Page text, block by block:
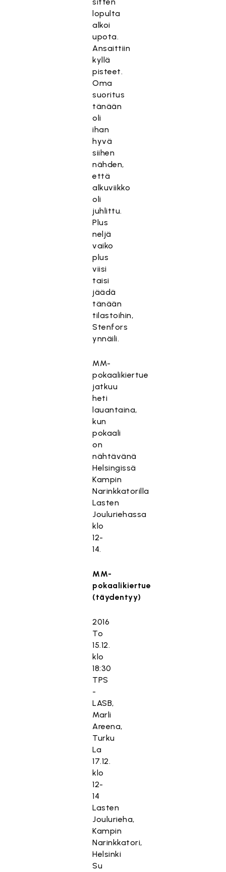
lopulta
alkoi
upota.
Ansaittiin
kyllä
pisteet.
Oma
suoritus
tänään
oli
ihan
hyvä
siihen
nähden,
että
alkuviikko
oli
juhlittu.
Plus
neljä
vaiko
plus
viisi
taisi
jäädä
tänään
tilastoihin,
Stenfors
ynnäili.
MM-
pokaalikiertue
jatkuu
heti
lauantaina,
kun
pokaali
on
nähtävänä
Helsingissä
Kampin
Narinkkatorilla
Lasten
Jouluriehassa
klo
12-
14.
MM-
pokaalikiertue
(täydentyy)
2016
To
15.12.
klo
18:30
TPS
-
LASB,
Marli
Areena,
Turku
La
17.12.
klo
12-
14
Lasten
Joulurieha,
Kampin
Narinkkatori,
Helsinki
Su